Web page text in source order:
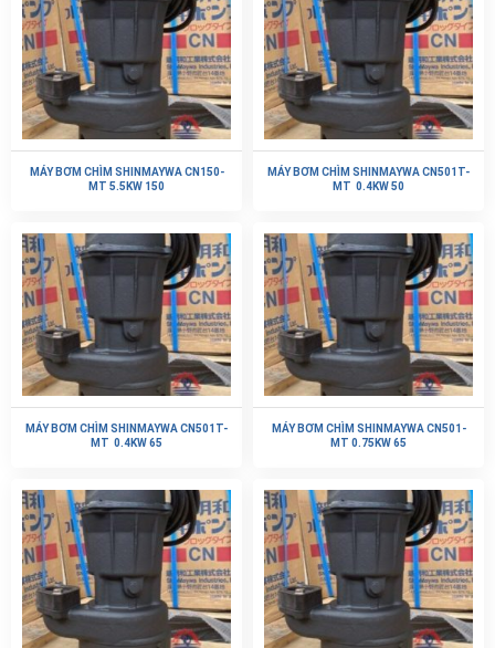
MÁY BƠM CHÌM SHINMAYWA CN150-
MT 5.5KW 150
MÁY BƠM CHÌM SHINMAYWA CN501T-
MT 0.4KW 50
MÁY BƠM CHÌM SHINMAYWA CN501T-
MT 0.4KW 65
MÁY BƠM CHÌM SHINMAYWA CN501-
MT 0.75KW 65